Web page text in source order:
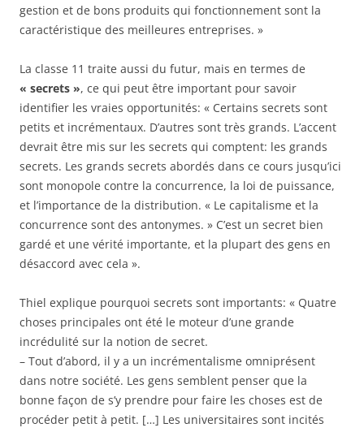
gestion et de bons produits qui fonctionnement sont la
caractéristique des meilleures entreprises. »
La classe 11 traite aussi du futur, mais en termes de
« secrets », ce qui peut être important pour savoir
identifier les vraies opportunités: « Certains secrets sont
petits et incrémentaux. D’autres sont très grands. L’accent
devrait être mis sur les secrets qui comptent: les grands
secrets. Les grands secrets abordés dans ce cours jusqu’ici
sont monopole contre la concurrence, la loi de puissance,
et l’importance de la distribution. « Le capitalisme et la
concurrence sont des antonymes. » C’est un secret bien
gardé et une vérité importante, et la plupart des gens en
désaccord avec cela ».
Thiel explique pourquoi secrets sont importants: « Quatre
choses principales ont été le moteur d’une grande
incrédulité sur la notion de secret.
– Tout d’abord, il y a un incrémentalisme omniprésent
dans notre société. Les gens semblent penser que la
bonne façon de s’y prendre pour faire les choses est de
procéder petit à petit. […] Les universitaires sont incités